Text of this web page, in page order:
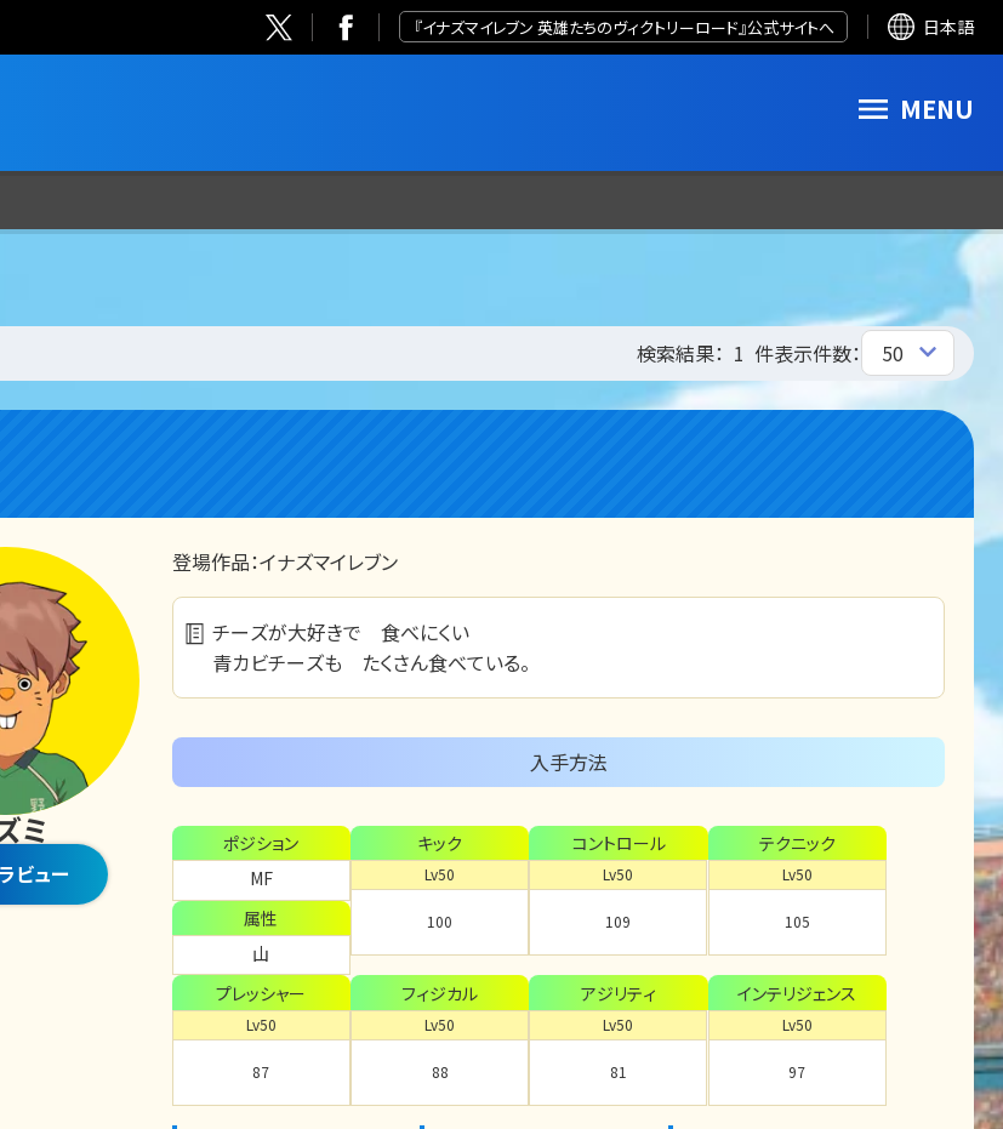
『イナズマイレブン 英雄たちのヴィクトリーロード』公式サイトへ 日本語
MENU
検索結果： 1 件表示件数：
ミ
ビュー
登場作品：イナズマイレブン
チーズが大好きで 食べにくい
青カビチーズも たくさん食べている。
入手方法
ポジション
MF
属性
山
キック
Lv50
100
コントロール
Lv50
109
テクニック
Lv50
105
プレッシャー
Lv50
87
フィジカル
Lv50
88
アジリティ
Lv50
81
インテリジェンス
Lv50
97